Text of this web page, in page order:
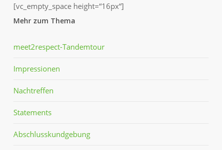
[vc_empty_space height=“16px“]
Mehr zum Thema
meet2respect-Tandemtour
Impressionen
Nachtreffen
Statements
Abschlusskundgebung